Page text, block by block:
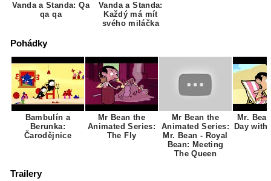
Vanda a Standa: Qa
qa qa
Vanda a Standa:
Každý má mít
svého miláčka
Pohádky
Bambulín a
Berunka:
Čarodějnice
Mr Bean the
Animated Series:
The Fly
Mr Bean the
Animated Series:
Mr. Bean - Royal
Bean: Meeting
The Queen
Mr.
Day
Trailery